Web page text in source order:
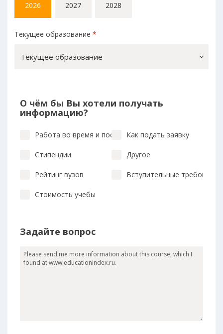
2026 2027 2028
Текущее образование *
Текущее образование
О чём бы Вы хотели получать
информацию?
Работа во время и после учебыКак подать заявку
Стипендии Другое
Рейтинг вузов Вступительные требования
Стоимость учебы
Задайте вопрос